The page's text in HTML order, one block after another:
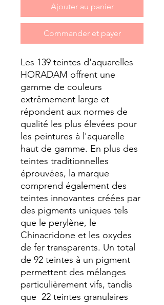
Ajouter au panier
Commander et payer
Les 139 teintes d'aquarelles
HORADAM offrent une
gamme de couleurs
extrêmement large et
répondent aux normes de
qualité les plus élevées pour
les peintures à l'aquarelle
haut de gamme. En plus des
teintes traditionnelles
éprouvées, la marque
comprend également des
teintes innovantes créées par
des pigments uniques tels
que le perylène, le
Chinacridone et les oxydes
de fer transparents. Un total
de 92 teintes à un pigment
permettent des mélanges
particulièrement vifs, tandis
que 22 teintes granulaires